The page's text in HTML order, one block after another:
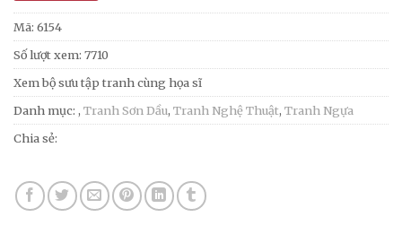
Mã: 6154
Số lượt xem: 7710
Xem bộ sưu tập tranh cùng họa sĩ
Danh mục: , Tranh Sơn Dầu, Tranh Nghệ Thuật, Tranh Ngựa
Chia sẻ: